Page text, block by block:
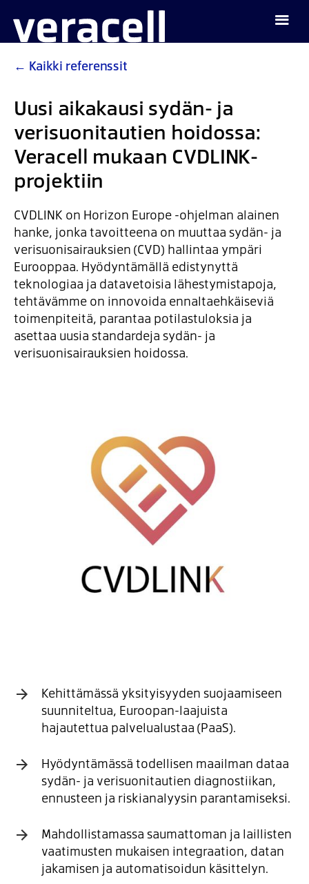
← Kaikki referenssit
Uusi aikakausi sydän- ja
verisuonitautien hoidossa:
Veracell mukaan CVDLINK-
projektiin
CVDLINK on Horizon Europe -ohjelman alainen
hanke, jonka tavoitteena on muuttaa sydän- ja
verisuonisairauksien (CVD) hallintaa ympäri
Eurooppaa. Hyödyntämällä edistynyttä
teknologiaa ja datavetoisia lähestymistapoja,
tehtävämme on innovoida ennaltaehkäiseviä
toimenpiteitä, parantaa potilastuloksia ja
asettaa uusia standardeja sydän- ja
verisuonisairauksien hoidossa.
Kehittämässä yksityisyyden suojaamiseen
suunniteltua, Euroopan-laajuista
hajautettua palvelualustaa (PaaS).
Hyödyntämässä todellisen maailman dataa
sydän- ja verisuonitautien diagnostiikan,
ennusteen ja riskianalyysin parantamiseksi.
Mahdollistamassa saumattoman ja laillisten
vaatimusten mukaisen integraation, datan
jakamisen ja automatisoidun käsittelyn.